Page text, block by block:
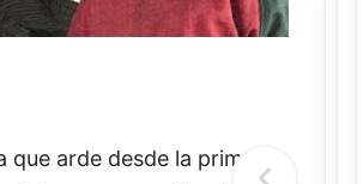
arde desde la primera